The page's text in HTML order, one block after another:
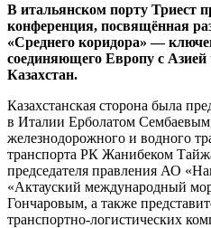
В итальянском порту Триест
конференция, посвящённая
«Среднего коридора» —
соединяющего Европу с Азией
Казахстан.
Казахстанская сторона была
в Италии Ерболатом
железнодорожного и водного
транспорта РК Жанибеком
председателя правления АО
«Актауский международный
Гончаровым, а также
транспортно-логистических